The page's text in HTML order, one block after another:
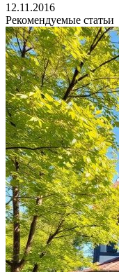
12.11.2016
Рекомендуемые статьи